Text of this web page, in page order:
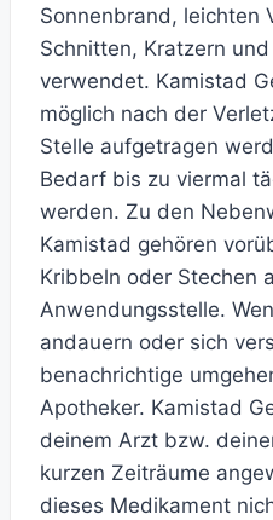
Sonnenbrand, leichten
Schnitten, Kratzern
verwendet. Kamistad
möglich nach der
Stelle aufgetragen
Bedarf bis zu viermal
werden. Zu den
Kamistad gehören
Kribbeln oder Stechen
Anwendungsstelle.
andauern oder sich
benachrichtige
Apotheker. Kamistad
deinem Arzt bzw.
kurzen Zeiträume
dieses Medikament